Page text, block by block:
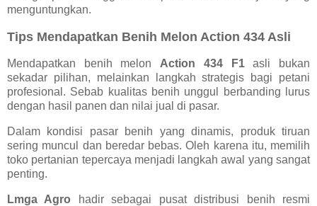
menguntungkan.
Tips Mendapatkan Benih Melon Action 434 Asli
Mendapatkan benih melon Action 434 F1asli bukan
sekadar pilihan, melainkan langkah strategis bagi petani
profesional. Sebab kualitas benih unggul berbanding lurus
dengan hasil panen dan nilai jual di pasar.
Dalam kondisi pasar benih yang dinamis, produk tiruan
sering muncul dan beredar bebas. Oleh karena itu, memilih
toko pertanian tepercaya menjadi langkah awal yang sangat
penting.
Lmga Agro hadir sebagai pusat distribusi benih resmi